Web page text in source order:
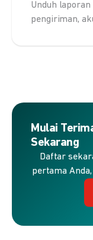
Unduh
pengiriman,
Mulai
Sekarang
Daftar
pertama